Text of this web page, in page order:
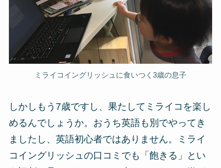
ミライコイングリッシュに食いつく3歳の息子
しかしもう7歳ですし、果たしてミライコを楽し
めるんでしょうか。おうち英語も別でやってき
ましたし、英語初心者ではありません。ミライ
コイングリッシュの口コミでも「飽きる」とい